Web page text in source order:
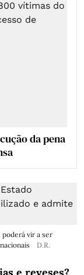
da pena
poderá vir a ser
D.R.
e reveses?